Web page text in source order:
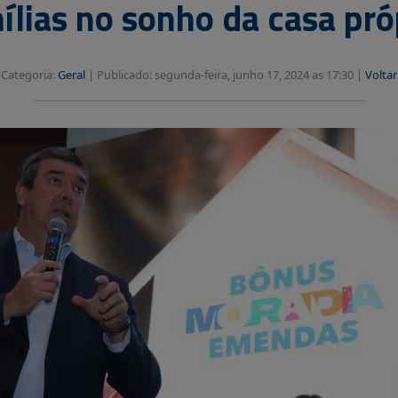
no sonho da casa
Categoria: Geral | Publicado: segunda-feira, junho 17, 2024 as 17:30 | Voltar